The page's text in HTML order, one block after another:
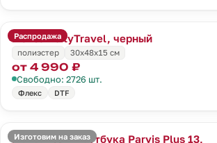
Распродажа
Рюкзак cityTravel, черный
полиэстер
30x48x15 см
от 4 990 ₽
Свободно: 2726 шт.
Флекс DTF
Изготовим на заказ
Рюкзак для ноутбука Parvis Plus 13,